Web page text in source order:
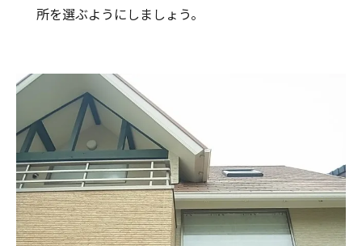
所を選ぶようにしましょう。